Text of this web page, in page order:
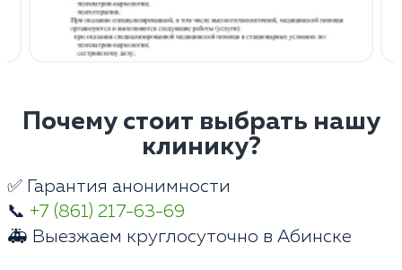
Почему стоит выбрать нашу
клинику?
✅ Гарантия анонимности
📞 +7 (861) 217-63-69
🚑 Выезжаем круглосуточно в Абинске